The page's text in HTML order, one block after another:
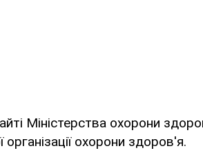
Міністерства охорони
охорони здоров'я.